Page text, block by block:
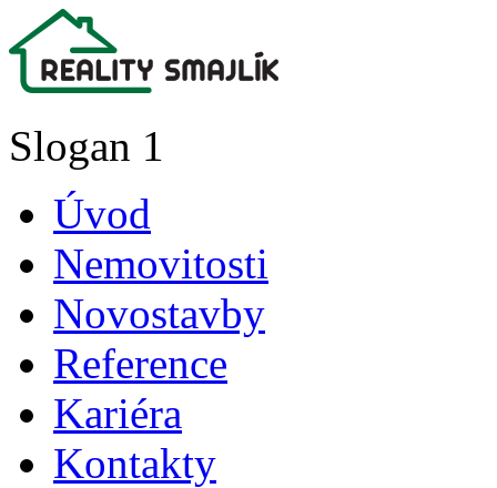
Slogan 1
Úvod
Nemovitosti
Novostavby
Reference
Kariéra
Kontakty